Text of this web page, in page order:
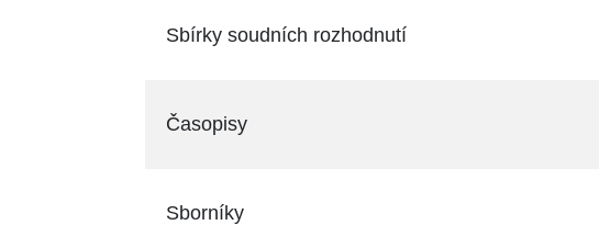
Sbírky soudních rozhodnutí
Časopisy
Sborníky